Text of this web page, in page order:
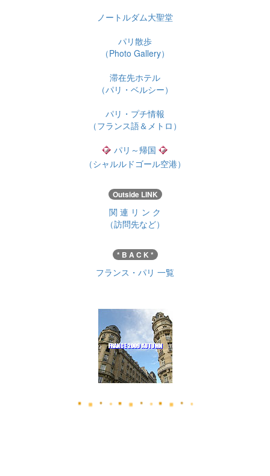
ノートルダム大聖堂
パリ散歩
（Photo Gallery）
滞在先ホテル
（パリ・ベルシー）
パリ・プチ情報
（フランス語＆メトロ）
パリ～帰国
（シャルルドゴール空港）
Outside LINK
関 連 リ ン ク
（訪問先など）
* B A C K *
フランス・パリ 一覧